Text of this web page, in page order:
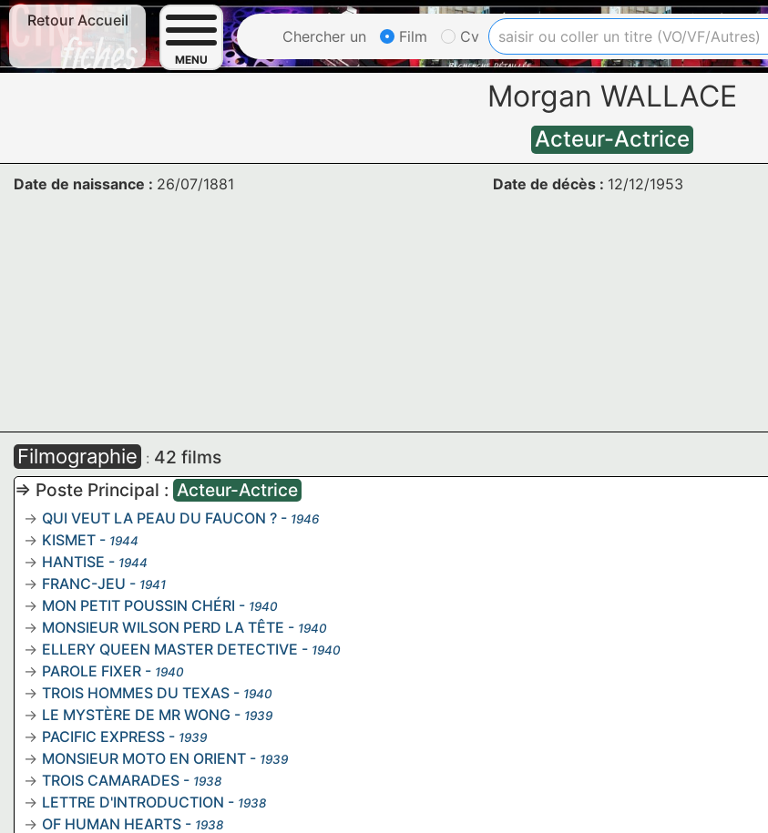
Retour Accueil
MENU
Chercher un Film Cv
Morgan WALLACE
Acteur-Actrice
Date de naissance : 26/07/1881 Date de décès : 12/12/1953
Filmographie : 42 films
=> Poste Principal : Acteur-Actrice
QUI VEUT LA PEAU DU FAUCON ? - 1946
KISMET - 1944
HANTISE - 1944
FRANC-JEU - 1941
MON PETIT POUSSIN CHÉRI - 1940
MONSIEUR WILSON PERD LA TÊTE - 1940
ELLERY QUEEN MASTER DETECTIVE - 1940
PAROLE FIXER - 1940
TROIS HOMMES DU TEXAS - 1940
LE MYSTÈRE DE MR WONG - 1939
PACIFIC EXPRESS - 1939
MONSIEUR MOTO EN ORIENT - 1939
TROIS CAMARADES - 1938
LETTRE D'INTRODUCTION - 1938
OF HUMAN HEARTS - 1938